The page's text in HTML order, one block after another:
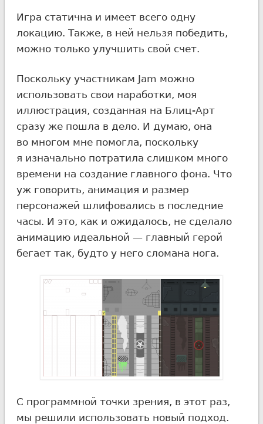
Игра статична и имеет всего одну
локацию. Также, в ней нельзя победить,
можно только улучшить свой счет.
Поскольку участникам Jam можно
использовать свои наработки, моя
иллюстрация, созданная на Блиц-Арт
сразу же пошла в дело. И думаю, она
во многом мне помогла, поскольку
я изначально потратила слишком много
времени на создание главного фона. Что
уж говорить, анимация и размер
персонажей шлифовались в последние
часы. И это, как и ожидалось, не сделало
анимацию идеальной — главный герой
бегает так, будто у него сломана нога.
С программной точки зрения, в этот раз,
мы решили использовать новый подход.